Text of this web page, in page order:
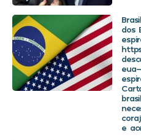
dos
e